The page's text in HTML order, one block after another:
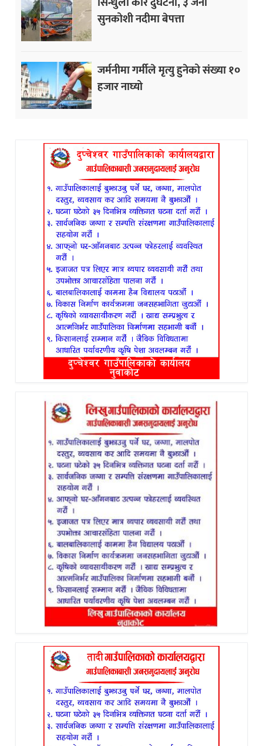
सुनकोशी नदीमा बेपत्ता
जर्मनीमा गर्मीले मृत्यु हुनेको संख्या १०
हजार नाघ्यो